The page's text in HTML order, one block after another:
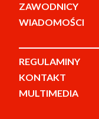
ZAWODNICY
WIADOMOŚCI
REGULAMINY
KONTAKT
MULTIMEDIA